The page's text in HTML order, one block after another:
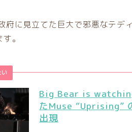
府に見立てた巨大で邪悪なテデ
。
Big Bear is
たMuse “Uprising”
出現